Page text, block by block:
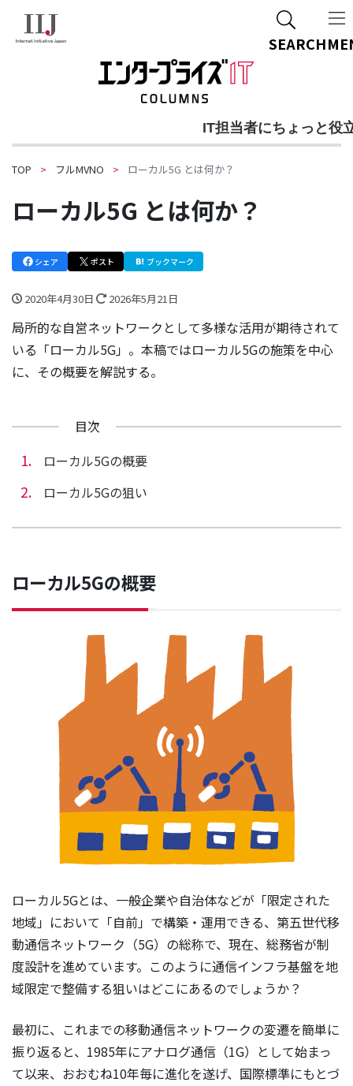
IT担当者にちょっと役
SEARCH
TOP フルMVNO ローカル5G とは何か？
ローカル5G とは何か？
シェア ポスト ブックマーク
2020年4月30日 2026年5月21日
局所的な自営ネットワークとして多様な活用が期待されて
いる「ローカル5G」。本稿ではローカル5Gの施策を中心
に、その概要を解説する。
目次
ローカル5Gの概要
ローカル5Gの狙い
ローカル5Gの概要
ローカル5Gとは、一般企業や自治体などが「限定された
地域」において「自前」で構築・運用できる、第五世代移
動通信ネットワーク（5G）の総称で、現在、総務省が制
度設計を進めています。このように通信インフラ基盤を地
域限定で整備する狙いはどこにあるのでしょうか？
最初に、これまでの移動通信ネットワークの変遷を簡単に
振り返ると、1985年にアナログ通信（1G）として始まっ
て以来、おおむね10年毎に進化を遂げ、国際標準にもとづ